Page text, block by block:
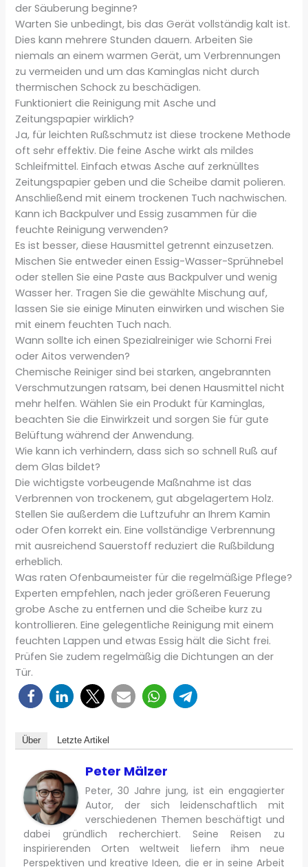
der Säuberung beginne?
Warten Sie unbedingt, bis das Gerät vollständig kalt ist.
Dies kann mehrere Stunden dauern. Arbeiten Sie
niemals an einem warmen Gerät, um Verbrennungen
zu vermeiden und um das Kaminglas nicht durch
thermischen Schock zu beschädigen.
Funktioniert die Reinigung mit Asche und
Zeitungspapier wirklich?
Ja, für leichten Rußschmutz ist diese trockene Methode
oft sehr effektiv. Die feine Asche wirkt als mildes
Schleifmittel. Einfach etwas Asche auf zerknülltes
Zeitungspapier geben und die Scheibe damit polieren.
Anschließend mit einem trockenen Tuch nachwischen.
Kann ich Backpulver und Essig zusammen für die
feuchte Reinigung verwenden?
Es ist besser, diese Hausmittel getrennt einzusetzen.
Mischen Sie entweder einen Essig-Wasser-Sprühnebel
oder stellen Sie eine Paste aus Backpulver und wenig
Wasser her. Tragen Sie die gewählte Mischung auf,
lassen Sie sie einige Minuten einwirken und wischen Sie
mit einem feuchten Tuch nach.
Wann sollte ich einen Spezialreiniger wie Schorni Frei
oder Aitos verwenden?
Chemische Reiniger sind bei starken, angebrannten
Verschmutzungen ratsam, bei denen Hausmittel nicht
mehr helfen. Wählen Sie ein Produkt für Kaminglas,
beachten Sie die Einwirkzeit und sorgen Sie für gute
Belüftung während der Anwendung.
Wie kann ich verhindern, dass sich so schnell Ruß auf
dem Glas bildet?
Die wichtigste vorbeugende Maßnahme ist das
Verbrennen von trockenem, gut abgelagertem Holz.
Stellen Sie außerdem die Luftzufuhr an Ihrem Kamin
oder Ofen korrekt ein. Eine vollständige Verbrennung
mit ausreichend Sauerstoff reduziert die Rußbildung
erheblich.
Was raten Ofenbaumeister für die regelmäßige Pflege?
Experten empfehlen, nach jeder größeren Feuerung
grobe Asche zu entfernen und die Scheibe kurz zu
kontrollieren. Eine gelegentliche Reinigung mit einem
feuchten Lappen und etwas Essig hält die Sicht frei.
Prüfen Sie zudem regelmäßig die Dichtungen an der
Tür.
Über Letzte Artikel
Peter Mälzer
Peter, 30 Jahre jung, ist ein engagierter
Autor, der sich leidenschaftlich mit
verschiedenen Themen beschäftigt und
dabei gründlich recherchiert. Seine Reisen zu
inspirierenden Orten weltweit liefern ihm neue
Perspektiven und kreative Ideen, die er in seine Arbeit